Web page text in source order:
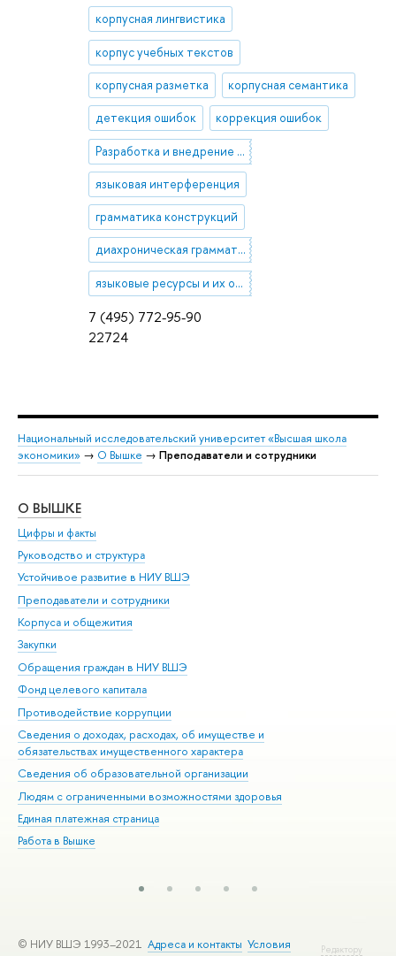
7 (495) 772-95-90
22724
корпусная лингвистика
корпус учебных текстов
корпусная разметка корпусная семантика
детекция ошибок коррекция ошибок
Разработка и внедрение LLM и NLP-систем
языковая интерференция
грамматика конструкций
диахроническая грамматика конструкций
языковые ресурсы и их оценка
Национальный исследовательский университет «Высшая школа
экономики» → О Вышке → Преподаватели и сотрудники
О ВЫШКЕ
Цифры и факты
Руководство и структура
Устойчивое развитие в НИУ ВШЭ
Преподаватели и сотрудники
Корпуса и общежития
Закупки
Обращения граждан в НИУ ВШЭ
Фонд целевого капитала
Противодействие коррупции
Сведения о доходах, расходах, об имуществе и
обязательствах имущественного характера
Сведения об образовательной организации
Людям с ограниченными возможностями здоровья
Единая платежная страница
Работа в Вышке
Редактору
© НИУ ВШЭ 1993–2021 Адреса и контакты Условия